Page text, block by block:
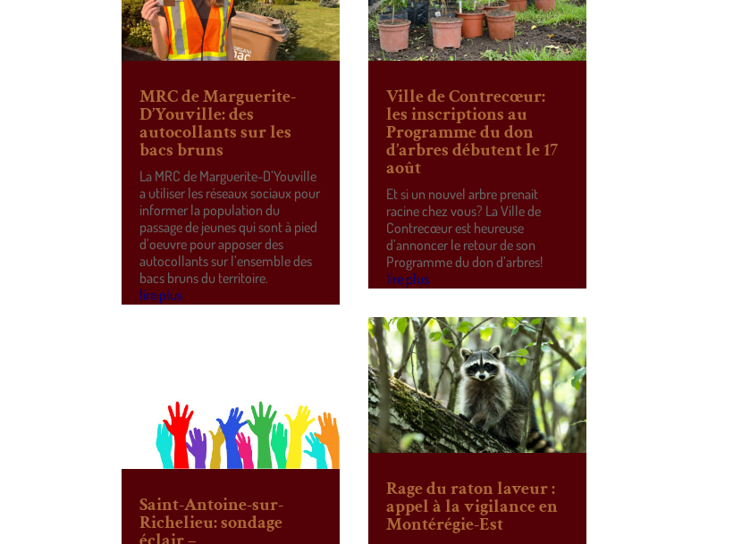
MRC de Marguerite-
D’Youville: des
autocollants sur les
bacs bruns
La MRC de Marguerite-D’Youville
a utiliser les réseaux sociaux pour
informer la population du
passage de jeunes qui sont à pied
d’oeuvre pour apposer des
autocollants sur l’ensemble des
bacs bruns du territoire.
lire plus
Saint-Antoine-sur-
Richelieu: sondage
Ville de Contrecœur:
les inscriptions au
Programme du don
d’arbres débutent le 17
août
Et si un nouvel arbre prenait
racine chez vous? La Ville de
Contrecœur est heureuse
d’annoncer le retour de son
Programme du don d’arbres!
lire plus
Rage du raton laveur :
appel à la vigilance en
Montérégie-Est